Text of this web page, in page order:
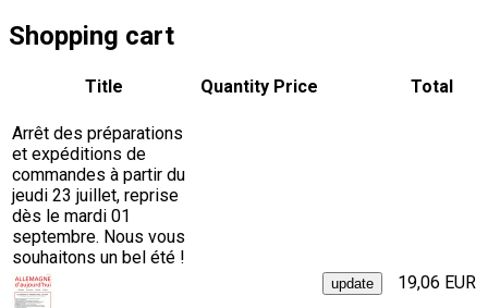
Shopping cart
Arrêt des préparations
et expéditions de
commandes à partir du
jeudi 23 juillet, reprise
dès le mardi 01
septembre. Nous vous
souhaitons un bel été !
Title Quantity Price Total
19,06 EUR